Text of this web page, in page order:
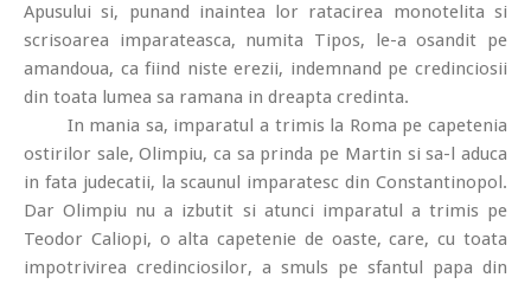
Apusului si, punand inaintea lor ratacirea monotelita si
scrisoarea imparateasca, numita Tipos, le-a osandit pe
amandoua, ca fiind niste erezii, indemnand pe credinciosii
din toata lumea sa ramana in dreapta credinta.
In mania sa, imparatul a trimis la Roma pe capetenia
ostirilor sale, Olimpiu, ca sa prinda pe Martin si sa-l aduca
in fata judecatii, la scaunul imparatesc din Constantinopol.
Dar Olimpiu nu a izbutit si atunci imparatul a trimis pe
Teodor Caliopi, o alta capetenie de oaste, care, cu toata
impotrivirea credinciosilor, a smuls pe sfantul papa din